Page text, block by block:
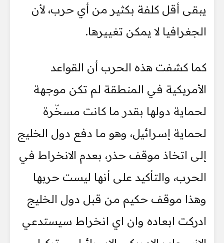
يبقى أقل كلفة بكثير من أي حرب، لأن
الجغرافيا لا يمكن تغييرها.
كما كشفت هذه الحرب أن القواعد
الأمريكية في المنطقة لم تكن موجهة
لحماية دولها بقدر ما كانت مسخّرة
لحماية إسرائيل، وهو ما دفع دول الخليج
إلى اتخاذ موقف حذر، بعدم الانخراط في
الحرب، والتأكيد على أنها ليست حربها
وهذا موقف حكيم من قبل دول الخليج
ادركت ابعاده وان اي انخراط سيستدعي